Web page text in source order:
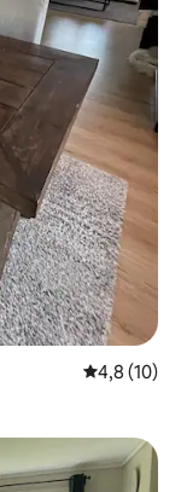
Évaluation
4,8 (10)